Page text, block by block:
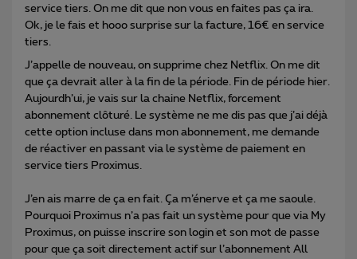
service tiers. On me dit que non vous en faites pas ça ira.
Ok, je le fais et hooo surprise sur la facture, 16€ en service
tiers.
J’appelle de nouveau, on supprime chez Netflix. On me dit
que ça devrait aller à la fin de la période. Fin de période hier.
Aujourdh’ui, je vais sur la chaine Netflix, forcement
abonnement clôturé. Le système ne me dis pas que j’ai déjà
cette option incluse dans mon abonnement, me demande
de réactiver en passant via le système de paiement en
service tiers Proximus.
J’en ais marre de ça en fait. Ça m’énerve et ça me saoule.
Pourquoi Proximus n’a pas fait un système pour que via My
Proximus, on puisse inscrire son login et son mot de passe
pour que ça soit directement actif sur l’abonnement All